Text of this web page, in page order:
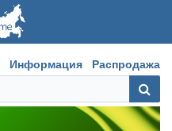
Информация Распродажа